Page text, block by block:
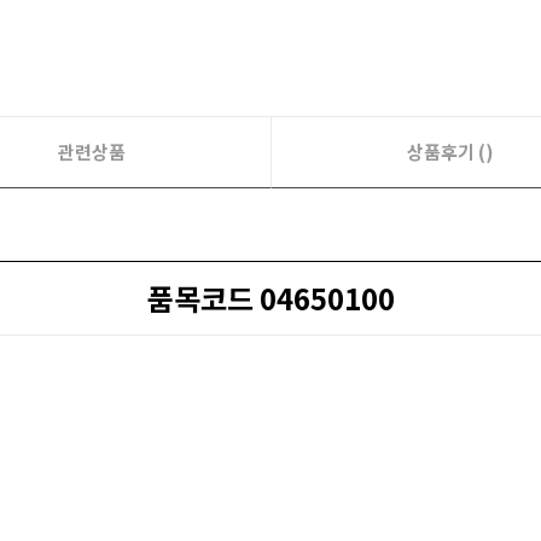
관련상품 상품후기 ()
품목코드 04650100